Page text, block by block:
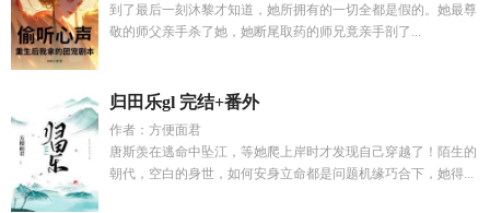
到了最后一刻沐黎才知道，她所拥有的一切全都是假的。她最尊
敬的师父亲手杀了她，她断尾取药的师兄竟亲手剖了...
归田乐gl 完结+番外
作者：方便面君
唐斯羡在逃命中坠江，等她爬上岸时才发现自己穿越了！陌生的
朝代，空白的身世，如何安身立命都是问题机缘巧合下，她得...